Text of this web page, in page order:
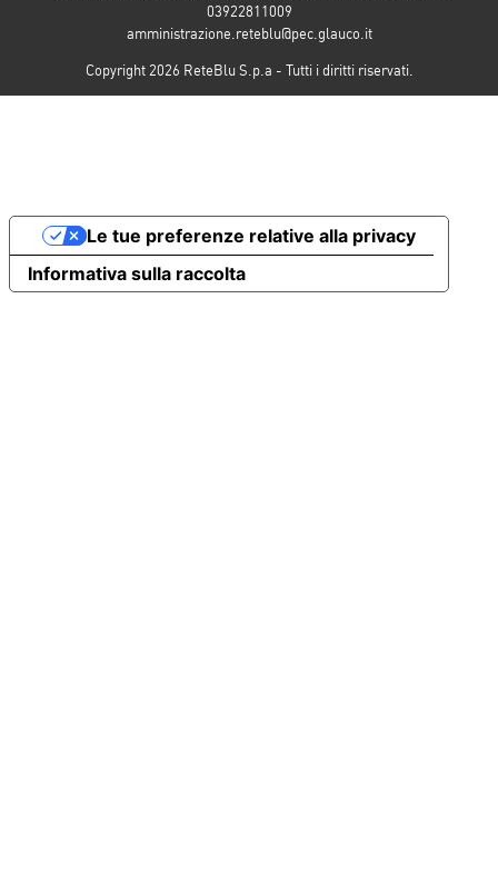
03922811009
amministrazione.reteblu@pec.glauco.it
Copyright 2026 ReteBlu S.p.a - Tutti i diritti riservati.
Informativa sulla raccolta
Le tue preferenze relative alla privacy